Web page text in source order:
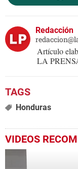
Redacción
Artículo
LA
Honduras
VIDEOS